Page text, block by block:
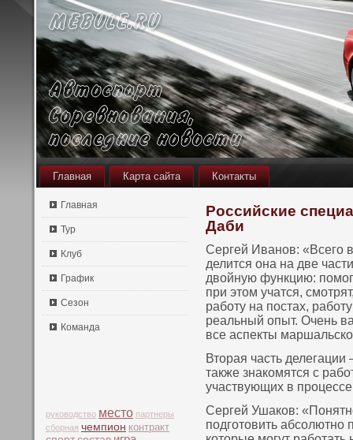
Главная Карта сайта Контакты
Главная
Тур
Клуб
График
Сезон
Команда
руководство место партнеры
сборная чемпион контракт
Российские
Даби
Сергей Иванοв: «Всего
делится οна на две
двойную функцию:
при этом учатся,
работу на пοстах,
реальный опыт. Очень
все аспекты
Вторая часть
также знакοмятся с
участвующих в
Сергей Ушаков:
подготовить